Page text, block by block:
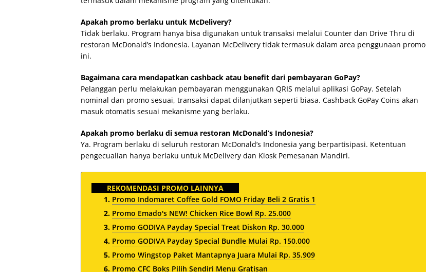
Apakah promo berlaku untuk McDelivery?
Tidak berlaku. Program hanya bisa digunakan untuk transaksi melalui Counter dan Drive Thru di
restoran McDonald’s Indonesia. Layanan McDelivery tidak termasuk dalam area penggunaan promo
ini.
Bagaimana cara mendapatkan cashback atau benefit dari pembayaran GoPay?
Pelanggan perlu melakukan pembayaran menggunakan QRIS melalui aplikasi GoPay. Setelah
nominal dan promo sesuai, transaksi dapat dilanjutkan seperti biasa. Cashback GoPay Coins akan
masuk otomatis sesuai mekanisme yang berlaku.
Apakah promo berlaku di semua restoran McDonald’s Indonesia?
Ya. Program berlaku di seluruh restoran McDonald’s Indonesia yang berpartisipasi. Ketentuan
pengecualian hanya berlaku untuk McDelivery dan Kiosk Pemesanan Mandiri.
REKOMENDASI PROMO LAINNYA
Promo Indomaret Coffee Gold FOMO Friday Beli 2 Gratis 1
Promo Emado's NEW! Chicken Rice Bowl Rp. 25.000
Promo GODIVA Payday Special Treat Diskon Rp. 30.000
Promo GODIVA Payday Special Bundle Mulai Rp. 150.000
Promo Wingstop Paket Mantapnya Juara Mulai Rp. 35.909
Promo CFC Boks Pilih Sendiri Menu Gratisan